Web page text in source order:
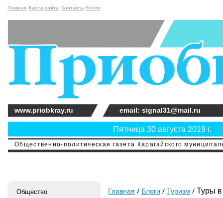
Главная Карта сайта Контакты Блоги
Общественно-политическая газета Карагайского
Пятница 30 августа 2019 г.
www.priobkray.ru email: signal31@mail.ru
Общество
Главная Блоги Туризм Туры